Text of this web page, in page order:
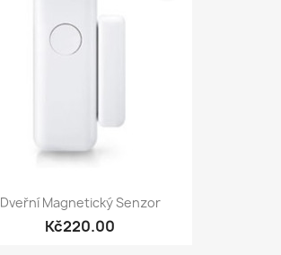
Dveřní Magnetický Senzor
Kč220.00